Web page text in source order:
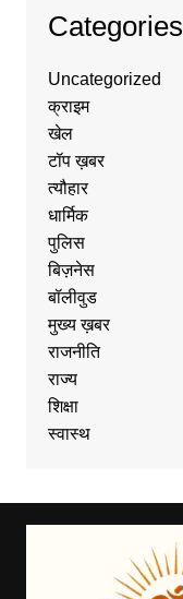
Categories
Uncategorized
क्राइम
खेल
टॉप ख़बर
त्यौहार
धार्मिक
पुलिस
बिज़नेस
बॉलीवुड
मुख्य ख़बर
राजनीति
राज्य
शिक्षा
स्वास्थ